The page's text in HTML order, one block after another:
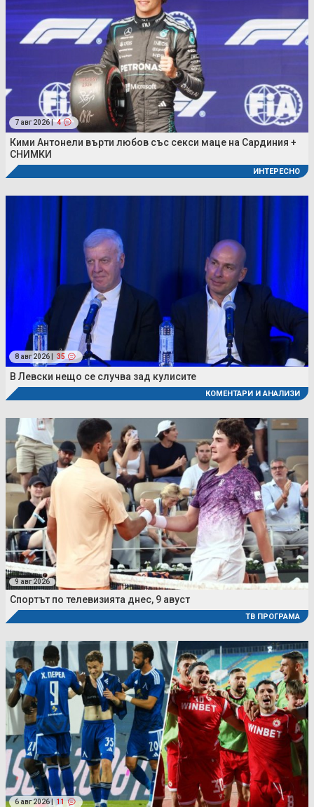
7 авг 2026 | 4
Кими Антонели върти любов със секси маце на Сардиния +
СНИМКИ
ИНТЕРЕСНО
8 авг 2026 | 35
В Левски нещо се случва зад кулисите
КОМЕНТАРИ И АНАЛИЗИ
9 авг 2026
Спортът по телевизията днес, 9 авуст
ТВ ПРОГРАМА
6 авг 2026 | 11